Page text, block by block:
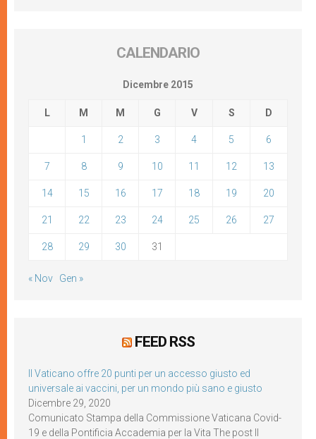
CALENDARIO
Dicembre 2015
L M M G V S D
1 2 3 4 5 6
7 8 9 10 11 12 13
14 15 16 17 18 19 20
21 22 23 24 25 26 27
28 29 30 31
« Nov Gen »
FEED RSS
Il Vaticano offre 20 punti per un accesso giusto ed
universale ai vaccini, per un mondo più sano e giusto
Dicembre 29, 2020
Comunicato Stampa della Commissione Vaticana Covid-
19 e della Pontificia Accademia per la Vita The post Il